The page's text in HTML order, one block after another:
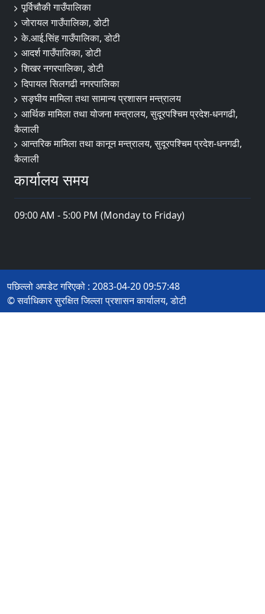
पूर्विचौकी गाउँपालिका
जोरायल गाउँपालिका, डोटी
के.आई.सिंह गाउँपालिका, डोटी
आदर्श गाउँपालिका, डोटी
शिखर नगरपालिका, डोटी
दिपायल सिलगढी नगरपालिका
सङ्‍घीय मामिला तथा सामान्य प्रशासन मन्त्रालय
आर्थिक मामिला तथा योजना मन्त्रालय, सुदूरपश्चिम प्रदेश-धनगढी,
कैलाली
आन्तरिक मामिला तथा कानून मन्त्रालय, सुदूरपश्चिम प्रदेश-धनगढी,
कैलाली
कार्यालय समय
09:00 AM - 5:00 PM (Monday to Friday)
पछिल्लो अपडेट गरिएको : 2083-04-20 09:57:48
© सर्वाधिकार सुरक्षित जिल्ला प्रशासन कार्यालय, डोटी